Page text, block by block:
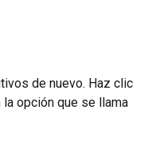
de nuevo. Haz clic
la opción que se llama